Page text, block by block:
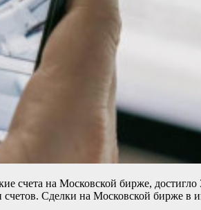
счета на Московской бирже,
Сделки на Московской бирже в